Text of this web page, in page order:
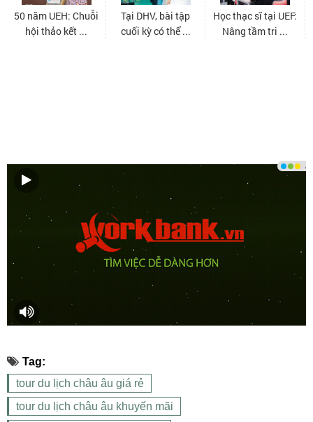
Tag:
tour du lịch châu âu giá rẻ
tour du lịch châu âu khuyến mãi